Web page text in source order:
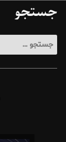
جستجو
جستجو
برای: